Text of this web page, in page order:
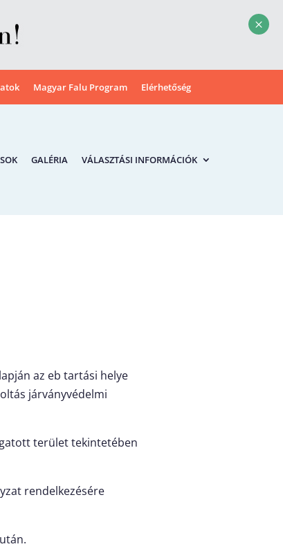
M
Magyar Falu Program Elérhetőség
GALÉRIA VÁLASZTÁSI INFORMÁCIÓK
az eb tartási helye
járványvédelmi
terület tekintetében
rendelkezésére